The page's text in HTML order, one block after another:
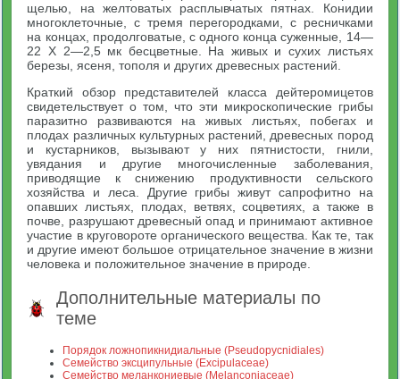
щелью, на желтоватых расплывчатых пятнах. Конидии
многоклеточные, с тремя перегородками, с ресничками
на концах, продолговатые, с одного конца суженные, 14—
22 X 2—2,5 мк бесцветные. На живых и сухих листьях
березы, ясеня, тополя и других древесных растений.
Краткий обзор представителей класса дейтеромицетов
свидетельствует о том, что эти микроскопические грибы
паразитно развиваются на живых листьях, побегах и
плодах различных культурных растений, древесных пород
и кустарников, вызывают у них пятнистости, гнили,
увядания и другие многочисленные заболевания,
приводящие к снижению продуктивности сельского
хозяйства и леса. Другие грибы живут сапрофитно на
опавших листьях, плодах, ветвях, соцветиях, а также в
почве, разрушают древесный опад и принимают активное
участие в круговороте органического вещества. Как те, так
и другие имеют большое отрицательное значение в жизни
человека и положительное значение в природе.
Дополнительные материалы по
теме
Порядок ложнопикнидиальные (Pseudopycnidiales)
Семейство эксципульные (Excipulaceae)
Семейство меланкониевые (Melanconiaceae)